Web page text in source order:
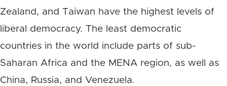
Zealand, and Taiwan have the highest levels of
liberal democracy. The least democratic
countries in the world include parts of sub-
Saharan Africa and the MENA region, as well as
China, Russia, and Venezuela.